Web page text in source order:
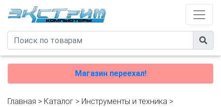
Магазин переехал!
Главная > Каталог > Инструменты и техника >